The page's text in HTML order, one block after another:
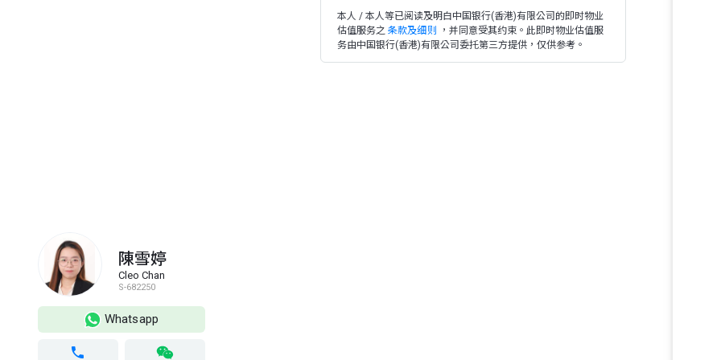
本人 / 本人等已阅读及明白中国银行(香港)有限公司的即时物业
估值服务之 条款及细则
，并同意受其约束。此即时物业估值服
务由中国银行(香港)有限公司委托第三方提供，仅供参考。
陳雪婷
Cleo Chan
S-682250
Whatsapp